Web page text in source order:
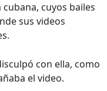
cuyos bailes
sus videos
con ella, como
el video.